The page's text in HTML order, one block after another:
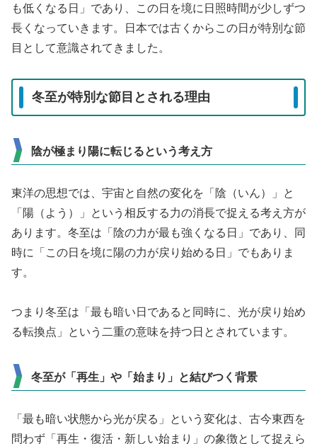
も低くなる日」であり、この日を境に日照時間が少しずつ
長くなっていきます。日本では古くからこの日が特別な節
目として意識されてきました。
冬至が特別な節目とされる理由
陰が極まり陽に転じるという考え方
東洋の思想では、宇宙と自然の変化を「陰（いん）」と
「陽（よう）」という相反する力の消長で捉える考え方が
あります。冬至は「陰の力が最も強くなる日」であり、同
時に「この日を境に陽の力が戻り始める日」でもありま
す。
つまり冬至は「最も暗い日であると同時に、光が戻り始め
る転換点」という二重の意味を持つ日とされています。
冬至が「再生」や「始まり」と結びつく背景
「最も暗い状態から光が戻る」という変化は、古今東西を
問わず「再生・復活・新しい始まり」の象徴として捉えら